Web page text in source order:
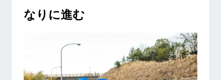
なりに進む